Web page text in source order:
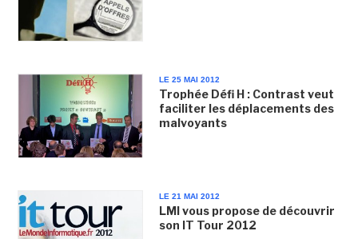
LE 25 MAI 2012
Trophée Défi H : Contrast veut
faciliter les déplacements des
malvoyants
LE 21 MAI 2012
LMI vous propose de découvrir
son IT Tour 2012